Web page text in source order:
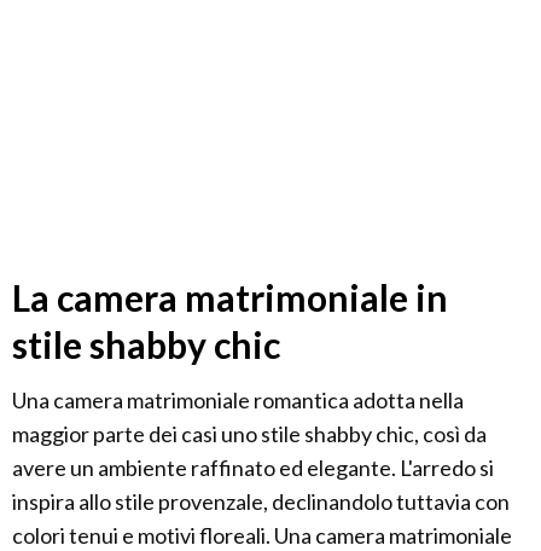
La camera matrimoniale in
stile shabby chic
Una camera matrimoniale romantica adotta nella
maggior parte dei casi uno stile shabby chic, così da
avere un ambiente raffinato ed elegante. L'arredo si
inspira allo stile provenzale, declinandolo tuttavia con
colori tenui e motivi floreali. Una camera matrimoniale